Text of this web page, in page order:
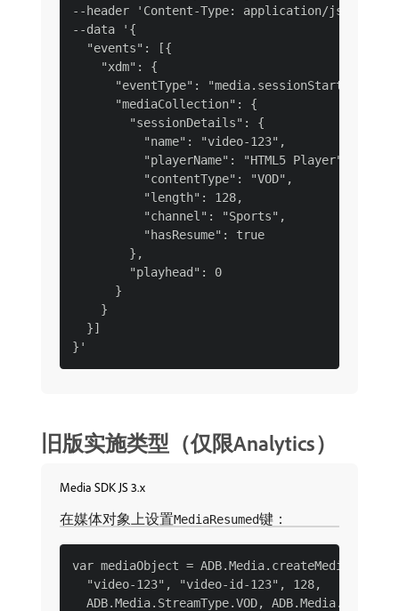
--header 'Content-Type: application/json' \
--data '{
  "events": [{
    "xdm": {
      "eventType": "media.sessionStart",
      "mediaCollection": {
        "sessionDetails": {
          "name": "video-123",
          "playerName": "HTML5 Player",
          "contentType": "VOD",
          "length": 128,
          "channel": "Sports",
          "hasResume": true
        },
        "playhead": 0
      }
    }
  }]
旧版实施类型（仅限Analytics）
Media SDK JS 3.x
在媒体对象上设置MediaResumed键：
var mediaObject = ADB.Media.createMediaObject(
  "video-123", "video-id-123", 128,
ADB.Media.StreamType.VOD,